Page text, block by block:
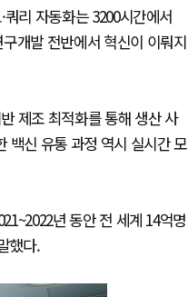
리 자동화는 3200시간에서
개발 전반에서 혁신이 이뤄지
제조 최적화를 통해 생산 사
백신 유통 과정 역시 실시간 모
년 동안 전 세계 14억명
했다.